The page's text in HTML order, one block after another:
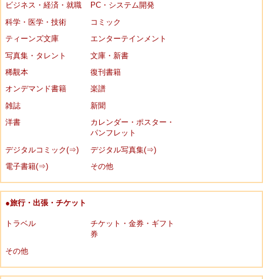
ビジネス・経済・就職
PC・システム開発
科学・医学・技術
コミック
ティーンズ文庫
エンターテインメント
写真集・タレント
文庫・新書
稀覯本
復刊書籍
オンデマンド書籍
楽譜
雑誌
新聞
洋書
カレンダー・ポスター・
パンフレット
デジタルコミック(⇒)
デジタル写真集(⇒)
電子書籍(⇒)
その他
●旅行・出張・チケット
トラベル
チケット・金券・ギフト
券
その他